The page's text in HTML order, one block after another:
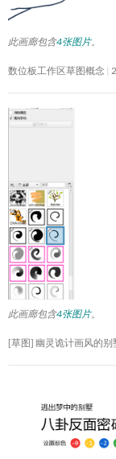
此画廊包含4张图片。
数位板工作区草图概念
此画廊包含4张图片。
[草图] 幽灵诡计画风的别